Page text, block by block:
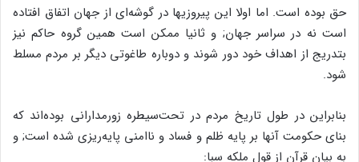
حق بوده است. اما اولا این پیروزیها در گوشه‌‌اى از جهان اتفاق افتاده
است نه در سراسر جهان; و ثانیا ممکن است همین گروه حاکم نیز
بتدریج از اهداف خود دور شوند و دوباره طاغوتى دیگر بر مردم مسلط
شود.
بنابراین در طول تاریخ مردم در تحت‌‌سیطره زورمدارانى بوده‌‌اند که
بناى حکومت آنها بر پایه ظلم و فساد و ناامنى پایه‌‌ریزى شده است; و
به بیان قرآن از قول ملکه سبا: